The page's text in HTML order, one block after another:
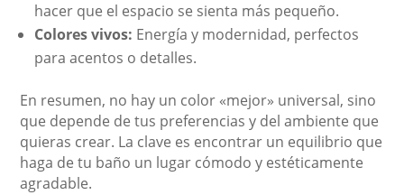
hacer que el espacio se sienta más pequeño.
Colores vivos: Energía y modernidad, perfectos
para acentos o detalles.
En resumen, no hay un color «mejor» universal, sino
que depende de tus preferencias y del ambiente que
quieras crear. La clave es encontrar un equilibrio que
haga de tu baño un lugar cómodo y estéticamente
agradable.